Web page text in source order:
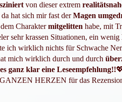
von dieser extrem
hat sich mir fast derMagen
Charaktermitgelitten habe, mit
sehr krassen Situationen, ein wenig
ich wirklich nichts für Schwache
mich wirklich durch und durch
ganz klar eine Leseempfehlung!!
HERZEN für das